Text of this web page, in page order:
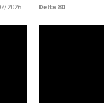
2026 Delta 80